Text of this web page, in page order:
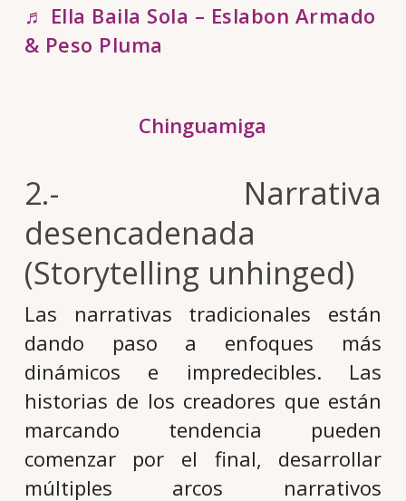
♬ Ella Baila Sola – Eslabon Armado
& Peso Pluma
Chinguamiga
2.- Narrativa
desencadenada
(Storytelling unhinged)
Las narrativas tradicionales están
dando paso a enfoques más
dinámicos e impredecibles. Las
historias de los creadores que están
marcando tendencia pueden
comenzar por el final, desarrollar
múltiples arcos narrativos